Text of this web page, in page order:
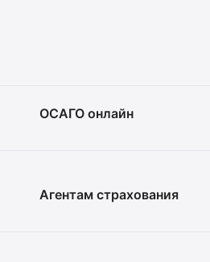
ОСАГО онлайн
Агентам страхования